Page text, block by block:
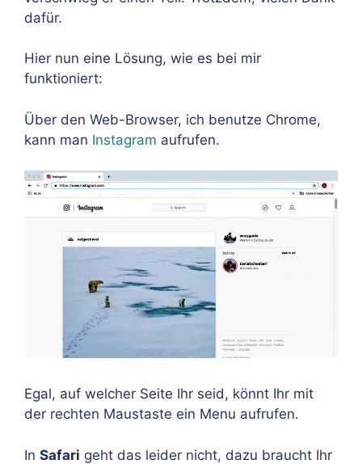
dafür.
Hier nun eine Lösung, wie es bei mir
funktioniert:
Über den Web-Browser, ich benutze Chrome,
kann man Instagram aufrufen.
Egal, auf welcher Seite Ihr seid, könnt Ihr mit
der rechten Maustaste ein Menu aufrufen.
In Safari geht das leider nicht, dazu braucht Ihr